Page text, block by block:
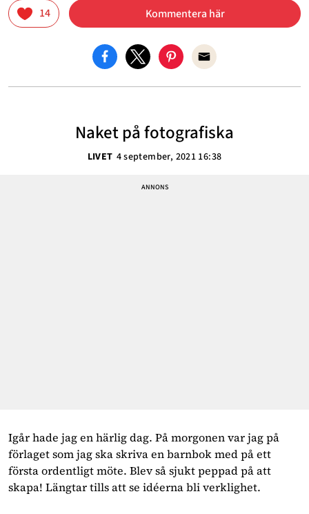
14 Kommentera här
Naket på fotografiska
LIVET 4 september, 2021 16:38
Igår hade jag en härlig dag. På morgonen var jag på
förlaget som jag ska skriva en barnbok med på ett
första ordentligt möte. Blev så sjukt peppad på att
skapa! Längtar tills att se idéerna bli verklighet.